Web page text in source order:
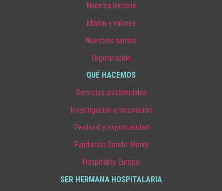
Nuestra historia
Misión y valores
Nuestros santos
Organización
QUÉ HACEMOS
Servicios asistenciales
Investigación e innovación
Pastoral y espiritualidad
Fundación Benito Menni
Hospitality Europe
SER HERMANA HOSPITALARIA